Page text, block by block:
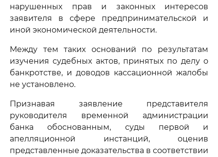
нарушенных прав и законных интересов
заявителя в сфере предпринимательской и
иной экономической деятельности.
Между тем таких оснований по результатам
изучения судебных актов, принятых по делу о
банкротстве, и доводов кассационной жалобы
не установлено.
Признавая заявление представителя
руководителя временной администрации
банка обоснованным, суды первой и
апелляционной инстанций, оценив
представленные доказательства в соответствии